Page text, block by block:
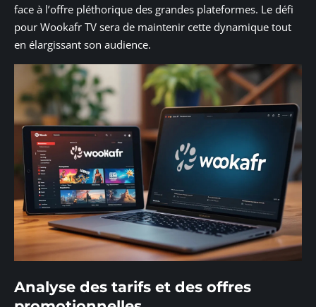
face à l’offre pléthorique des grandes plateformes. Le défi
pour Wookafr TV sera de maintenir cette dynamique tout
en élargissant son audience.
Analyse des tarifs et des offres